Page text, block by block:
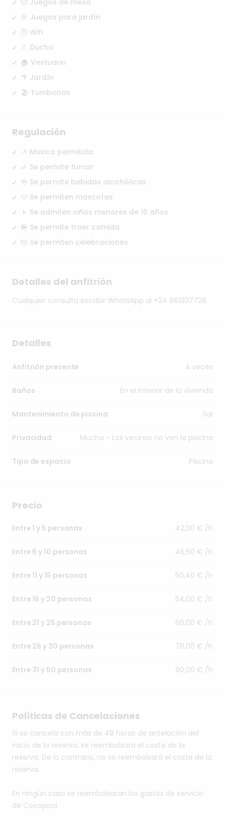
🎲 Juegos de mesa
🎯 Juegos para jardín
🛜 Wifi
🚿 Ducha
🏠 Vestuario
🌴 Jardín
🏖️ Tumbonas
Regulación
🎶 Musica permitida
🚬 Se permite fumar
🍻 Se permite bebidas alcohólicas
🐶 Se permiten mascotas
👦 Se admiten niños menores de 10 años
🍔 Se permite traer comida
🎂 Se permiten celebraciones
Detalles del anfitrión
Cualquier consulta escribir WhatsApp al +34 661307728
Detalles
Anfitrión presente A veces
Baños En el interior de la vivienda
Mantenimiento de piscina Sal
Privacidad Mucha - Los vecinos no ven la piscina
Tipo de espacio Piscina
Precio
Entre 1 y 5 personas 42,00 € /h
Entre 6 y 10 personas 45,60 € /h
Entre 11 y 15 personas 50,40 € /h
Entre 16 y 20 personas 54,00 € /h
Entre 21 y 25 personas 66,00 € /h
Entre 26 y 30 personas 78,00 € /h
Entre 31 y 50 personas 90,00 € /h
Políticas de Cancelaciones
Si se cancela con más de 48 horas de antelación del
inicio de la reserva, se reembolsará el coste de la
reserva. De lo contrario, no se reembolsará el coste de la
reserva.
En ningún caso se reembolsaran los gastos de servicio
de Cocopool.